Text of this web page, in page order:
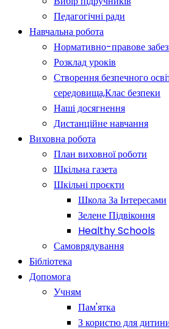
Педагогічні ради
Навчальна робота
Нормативно-правове
Розклад уроків
Створення безпечного
середовища,Клас безпеки
Наші досягнення
Дистанційне навчання
Виховна робота
План виховної роботи
Шкільна газета
Шкільні проєкти
Школа За Інтересами
Зелене Підвіконня
Healthy Schools
Самоврядування
Бібліотека
Допомога
Учням
Пам'ятка
З користю для